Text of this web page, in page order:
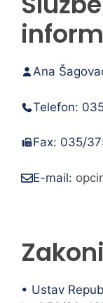
Ana
Telefon:
Fax: 035/
E-mail:
• Ustav